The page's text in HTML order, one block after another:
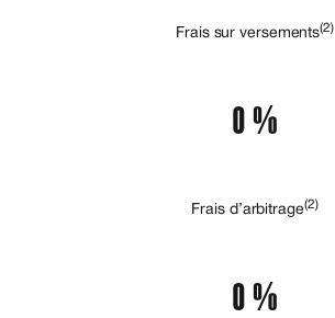
Frais sur versements(2)
0 %
Frais d’arbitrage(2)
0 %